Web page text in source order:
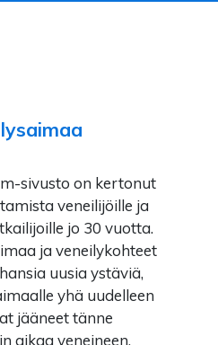
sivusto on kertonut
veneilijöille ja
jo 30 vuotta.
ja veneilykohteet
uusia ystäviä,
yhä uudelleen
jääneet tänne
aikaa veneineen.